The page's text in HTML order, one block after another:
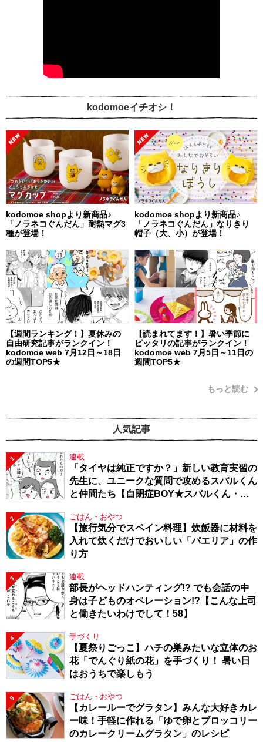
kodomoeイチオシ！
kodomoe shopより新商品♪
「ノラネコぐんだん」耐熱マグ3
種が登場！
kodomoe shopより新商品♪
「ノラネコぐんだん」なりきり
帽子（大、小）が登場！
【週間ランキング！】夏休みの
自由研究記事がランクイン！
kodomoe web 7月12日～18日
の週間TOP5★
【読まれてます！】暑い季節に
ピッタリの記事がランクイン！
kodomoe web 7月5日～11日の
週間TOP5★
もっと読む
人気記事
1 連載
「タイヤは純正ですか？」新しい教育実習の
先生に、ユニークな質問で攻めるスバルくん
と仲間たち【自閉症BOY★スバルくん・
2 ごはん・おやつ
【旅行気分でスペイン料理】炊飯器に材料を
入れて炊くだけでおいしい「パエリア」の作
り方
3 連載
部長がヘッドハンティング!? でも会話の中
身は子どものオペレーション!?【こんな上司
と働きたいわけでして！58】
4 手づくり
【夏祭りごっこ】ハチの巣みたいな立体のお
花「でんぐり紙の花」を手づくり！ 暑い日
はおうちで楽しもう
5 ごはん・おやつ
【カレールーでグラタン】みんな大好きカレ
ー味！手軽に作れる「ゆで卵とブロッコリー
のカレークリームグラタン」のレシピ